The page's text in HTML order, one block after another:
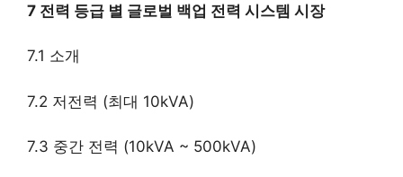
7 전력 등급 별 글로벌 백업 전력 시스템 시장
7.1 소개
7.2 저전력 (최대 10kVA)
7.3 중간 전력 (10kVA ~ 500kVA)